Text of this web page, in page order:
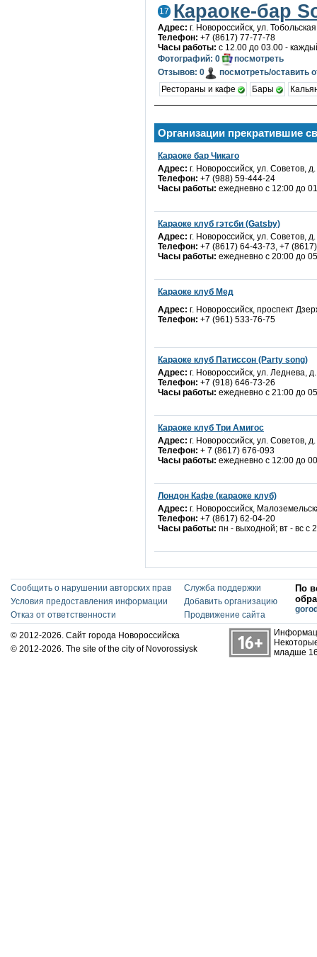
17 Караоке-бар
Адрес: г. Новороссийск, ул.
Телефон: +7 (8617) 77-77-78
Часы работы: с 12.00 до 03.00 -
Фотографий: 0
посмотреть
Отзывов: 0
посмотреть/оставить
Рестораны и кафе
Бары
Организации прекратившие
Караоке бар Чикаго
Адрес: г. Новороссийск, ул. Советов,
Телефон: +7 (988) 59-444-24
Часы работы: ежедневно с 12:00 до
Караоке клуб гэтсби (Gatsby)
Адрес: г. Новороссийск, ул. Советов,
Телефон: +7 (8617) 64-43-73, +7
Часы работы: ежедневно с 20:00 до
Караоке клуб Мед
Адрес: г. Новороссийск, проспект
Телефон: +7 (961) 533-76-75
Караоке клуб Патиссон (Party song)
Адрес: г. Новороссийск, ул. Леднева,
Телефон: +7 (918) 646-73-26
Часы работы: ежедневно с 21:00 до
Караоке клуб Три Амигос
Адрес: г. Новороссийск, ул. Советов,
Телефон: + 7 (8617) 676-093
Часы работы: ежедневно с 12:00 до
Лондон Кафе (караоке клуб)
Адрес: г. Новороссийск,
Телефон: +7 (8617) 62-04-20
Часы работы: пн - выходной; вт - вс с
Сообщить о нарушении авторских прав
Условия предоставления информации
Отказ от ответственности
Служба поддержки
Добавить организацию
Продвижение сайта
По
© 2012-2026. Сайт города Новороссийска
© 2012-2026. The site of the city of Novorossiysk
младше